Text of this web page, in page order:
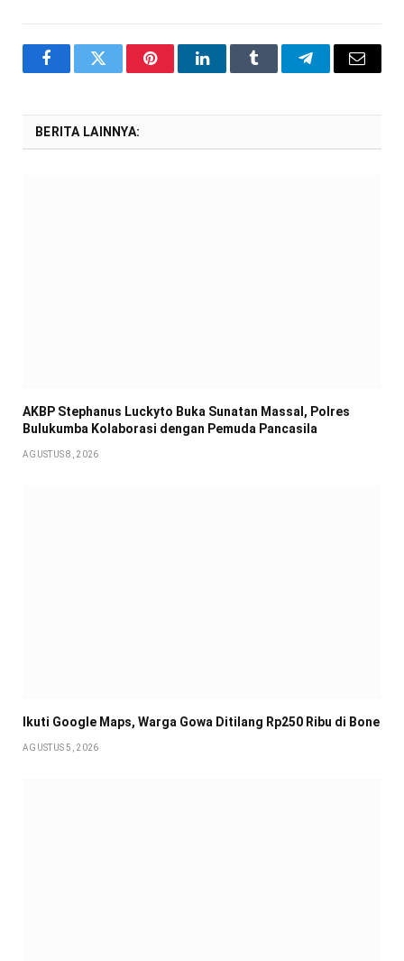
FacebookTwitter PinterestLinkedInTumblr TelegramEmail
BERITA LAINNYA:
AKBP Stephanus Luckyto Buka Sunatan Massal, Polres
Bulukumba Kolaborasi dengan Pemuda Pancasila
AGUSTUS 8, 2026
Ikuti Google Maps, Warga Gowa Ditilang Rp250 Ribu di Bone
AGUSTUS 5, 2026